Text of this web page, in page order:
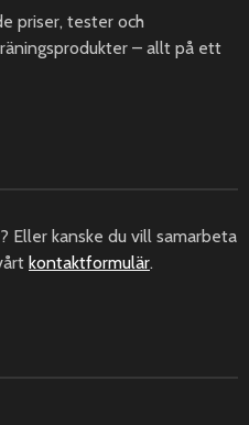
priser, tester och
– allt på ett
Eller kanske du vill samarbeta
kontaktformulär.